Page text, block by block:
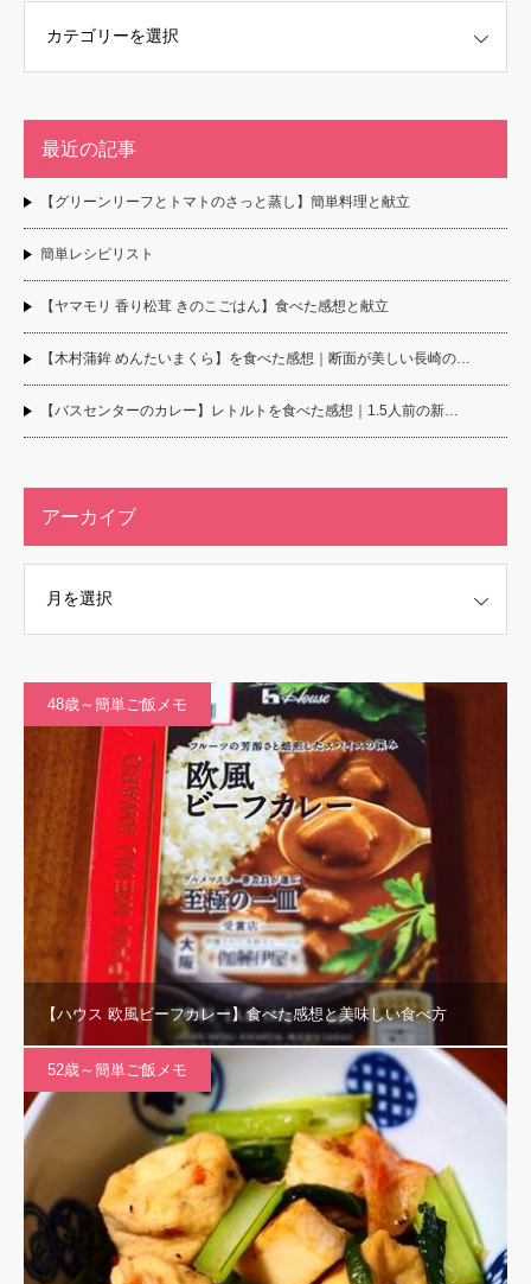
最近の記事
【グリーンリーフとトマトのさっと蒸し】簡単料理と献立
簡単レシピリスト
【ヤマモリ 香り松茸 きのこごはん】食べた感想と献立
【木村蒲鉾 めんたいまくら】を食べた感想｜断面が美しい長崎の…
【バスセンターのカレー】レトルトを食べた感想｜1.5人前の新…
アーカイブ
48歳～簡単ご飯メモ
【ハウス 欧風ビーフカレー】食べた感想と美味しい食べ方
52歳～簡単ご飯メモ